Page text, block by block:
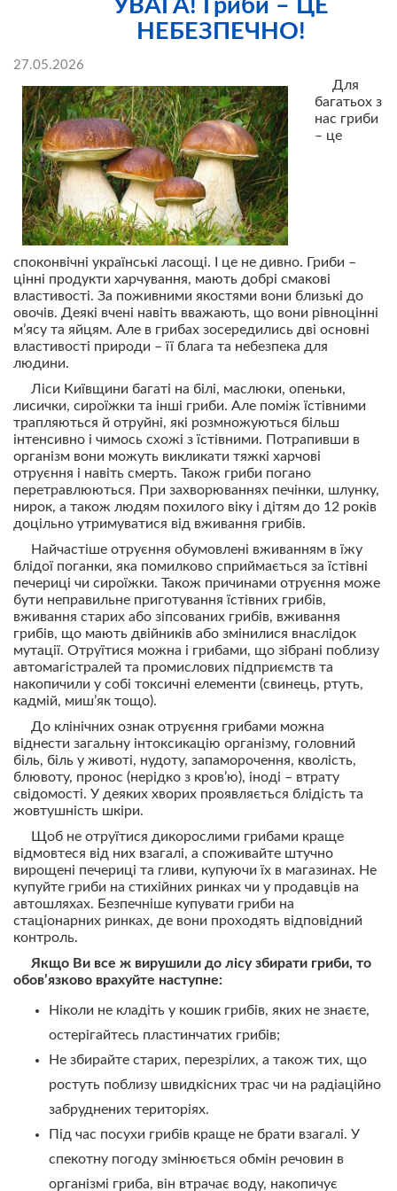
УВАГА! Гриби – ЦЕ
НЕБЕЗПЕЧНО!
27.05.2026
Для
багатьох з
нас гриби
– це
споконвічні українські ласощі. І це не дивно. Гриби –
цінні продукти харчування, мають добрі смакові
властивості. За поживними якостями вони близькі до
овочів. Деякі вчені навіть вважають, що вони рівноцінні
м’ясу та яйцям. Але в грибах зосередились дві основні
властивості природи – її блага та небезпека для
людини.
Ліси Київщини багаті на білі, маслюки, опеньки,
лисички, сироїжки та інші гриби. Але поміж їстівними
трапляються й отруйні, які розмножуються більш
інтенсивно і чимось схожі з їстівними. Потрапивши в
організм вони можуть викликати тяжкі харчові
отруєння і навіть смерть. Також гриби погано
перетравлюються. При захворюваннях печінки, шлунку,
нирок, а також людям похилого віку і дітям до 12 років
доцільно утримуватися від вживання грибів.
Найчастіше отруєння обумовлені вживанням в їжу
блідої поганки, яка помилково сприймається за їстівні
печериці чи сироїжки. Також причинами отруєння може
бути неправильне приготування їстівних грибів,
вживання старих або зіпсованих грибів, вживання
грибів, що мають двійників або змінилися внаслідок
мутації. Отруїтися можна і грибами, що зібрані поблизу
автомагістралей та промислових підприємств та
накопичили у собі токсичні елементи (свинець, ртуть,
кадмій, миш’як тощо).
До клінічних ознак отруєння грибами можна
віднести загальну інтоксикацію організму, головний
біль, біль у животі, нудоту, запаморочення, кволість,
блювоту, пронос (нерідко з кров’ю), іноді – втрату
свідомості. У деяких хворих проявляється блідість та
жовтушність шкіри.
Щоб не отруїтися дикорослими грибами краще
відмовтеся від них взагалі, а споживайте штучно
вирощені печериці та гливи, купуючи їх в магазинах. Не
купуйте гриби на стихійних ринках чи у продавців на
автошляхах. Безпечніше купувати гриби на
стаціонарних ринках, де вони проходять відповідний
контроль.
Якщо Ви все ж вирушили до лісу збирати гриби, то
обов’язково врахуйте наступне:
Ніколи не кладіть у кошик грибів, яких не знаєте,
остерігайтесь пластинчатих грибів;
Не збирайте старих, перезрілих, а також тих, що
ростуть поблизу швидкісних трас чи на радіаційно
забруднених територіях.
Під час посухи грибів краще не брати взагалі. У
спекотну погоду змінюється обмін речовин в
організмі гриба, він втрачає воду, накопичує